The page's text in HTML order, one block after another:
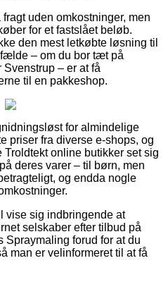
uden omkostninger, men
for et fastslået beløb.
den mest letkøbte løsning til
– om du bor tæt på
– er at få
til en pakkeshop.
for almindelige
priser fra diverse e-shops, og
online butikker set sig
deres varer – til børn, men
og endda nogle
vise sig indbringende at
selskaber efter tilbud på
Spraymaling forud for at du
man er velinformeret til at få